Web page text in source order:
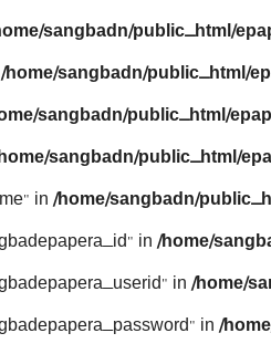
sangbadn/public_html/
/home/sangbadn/public_html/
sangbadn/public_html/
sangbadn/public_html/
in /home/sangbadn/
in /home/
in /home/
in /